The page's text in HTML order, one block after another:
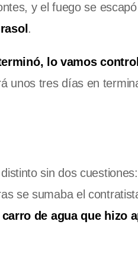
y el fuego se
.
lo vamos
unos tres días en
sin dos
se sumaba el
carro de agua que hizo